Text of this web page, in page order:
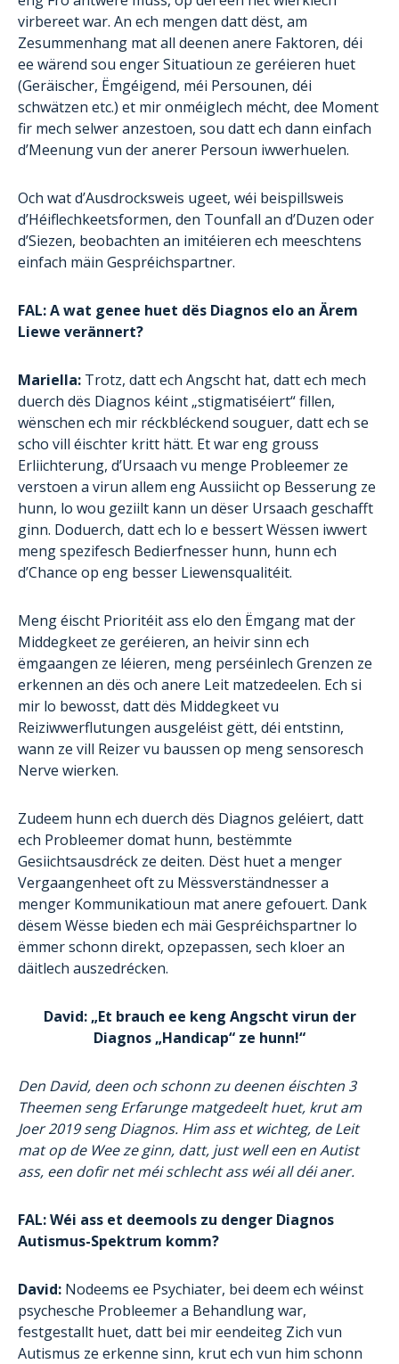
virbereet war. An ech mengen datt dëst, am
Zesummenhang mat all deenen anere Faktoren, déi
ee wärend sou enger Situatioun ze geréieren huet
(Geräischer, Ëmgéigend, méi Persounen, déi
schwätzen etc.) et mir onméiglech mécht, dee Moment
fir mech selwer anzestoen, sou datt ech dann einfach
d’Meenung vun der anerer Persoun iwwerhuelen.
Och wat d’Ausdrocksweis ugeet, wéi beispillsweis
d’Héiflechkeetsformen, den Tounfall an d’Duzen oder
d’Siezen, beobachten an imitéieren ech meeschtens
einfach mäin Gespréichspartner.
FAL: A wat genee huet dës Diagnos elo an Ärem
Liewe verännert?
Mariella: Trotz, datt ech Angscht hat, datt ech mech
duerch dës Diagnos kéint „stigmatiséiert“ fillen,
wënschen ech mir réckbléckend souguer, datt ech se
scho vill éischter kritt hätt. Et war eng grouss
Erliichterung, d’Ursaach vu menge Probleemer ze
verstoen a virun allem eng Aussiicht op Besserung ze
hunn, lo wou geziilt kann un dëser Ursaach geschafft
ginn. Doduerch, datt ech lo e bessert Wëssen iwwert
meng spezifesch Bedierfnesser hunn, hunn ech
d’Chance op eng besser Liewensqualitéit.
Meng éischt Prioritéit ass elo den Ëmgang mat der
Middegkeet ze geréieren, an heivir sinn ech
ëmgaangen ze léieren, meng perséinlech Grenzen ze
erkennen an dës och anere Leit matzedeelen. Ech si
mir lo bewosst, datt dës Middegkeet vu
Reiziwwerflutungen ausgeléist gëtt, déi entstinn,
wann ze vill Reizer vu baussen op meng sensoresch
Nerve wierken.
Zudeem hunn ech duerch dës Diagnos geléiert, datt
ech Probleemer domat hunn, bestëmmte
Gesiichtsausdréck ze deiten. Dëst huet a menger
Vergaangenheet oft zu Mëssverständnesser a
menger Kommunikatioun mat anere gefouert. Dank
dësem Wësse bieden ech mäi Gespréichspartner lo
ëmmer schonn direkt, opzepassen, sech kloer an
däitlech auszedrécken.
David: „Et brauch ee keng Angscht virun der
Diagnos „Handicap“ ze hunn!“
Den David, deen och schonn zu deenen éischten 3
Theemen seng Erfarunge matgedeelt huet, krut am
Joer 2019 seng Diagnos. Him ass et wichteg, de Leit
mat op de Wee ze ginn, datt, just well een en Autist
ass, een dofir net méi schlecht ass wéi all déi aner.
FAL: Wéi ass et deemools zu denger Diagnos
Autismus-Spektrum komm?
David: Nodeems ee Psychiater, bei deem ech wéinst
psychesche Probleemer a Behandlung war,
festgestallt huet, datt bei mir eendeiteg Zich vun
Autismus ze erkenne sinn, krut ech vun him schonn